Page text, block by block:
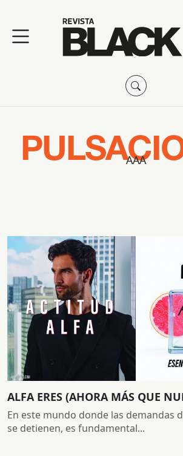
AAA
ALFA ERES (AHORA MÁS QUE
En este mundo donde las demandas
se detienen, es fundamental...